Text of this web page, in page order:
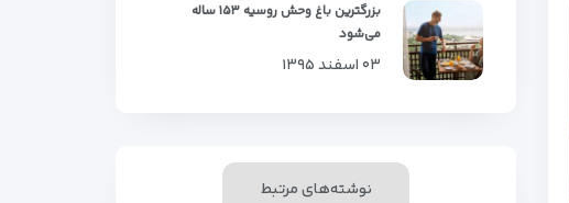
بزرگترین باغ وحش روسیه ۱۵۳ ساله
می‌شود
۰۳ اسفند ۱۳۹۵
نوشته‌های مرتبط